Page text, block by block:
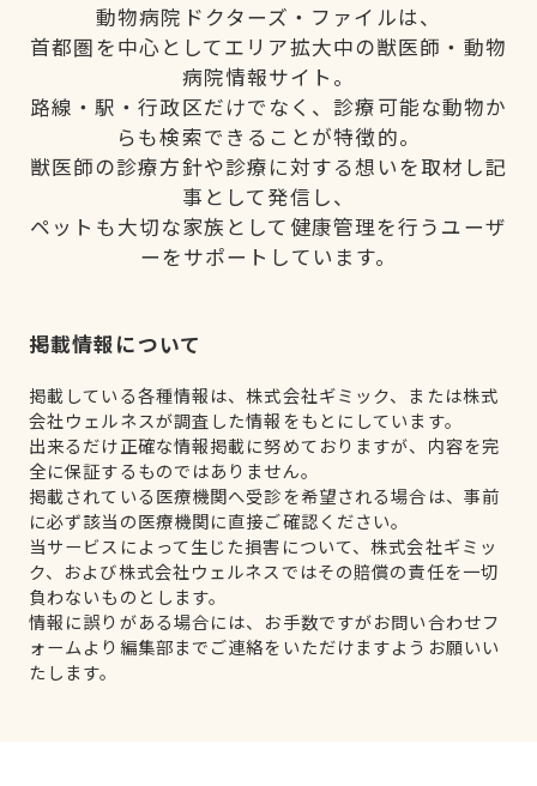
動物病院ドクターズ・ファイルは、
首都圏を中心としてエリア拡大中の獣医師・動物
病院情報サイト。
路線・駅・行政区だけでなく、診療可能な動物か
らも検索できることが特徴的。
獣医師の診療方針や診療に対する想いを取材し記
事として発信し、
ペットも大切な家族として健康管理を行うユーザ
ーをサポートしています。
掲載情報について
掲載している各種情報は、株式会社ギミック、または株式
会社ウェルネスが調査した情報をもとにしています。
出来るだけ正確な情報掲載に努めておりますが、内容を完
全に保証するものではありません。
掲載されている医療機関へ受診を希望される場合は、事前
に必ず該当の医療機関に直接ご確認ください。
当サービスによって生じた損害について、株式会社ギミッ
ク、および株式会社ウェルネスではその賠償の責任を一切
負わないものとします。
情報に誤りがある場合には、お手数ですがお問い合わせフ
ォームより編集部までご連絡をいただけますようお願いい
たします。